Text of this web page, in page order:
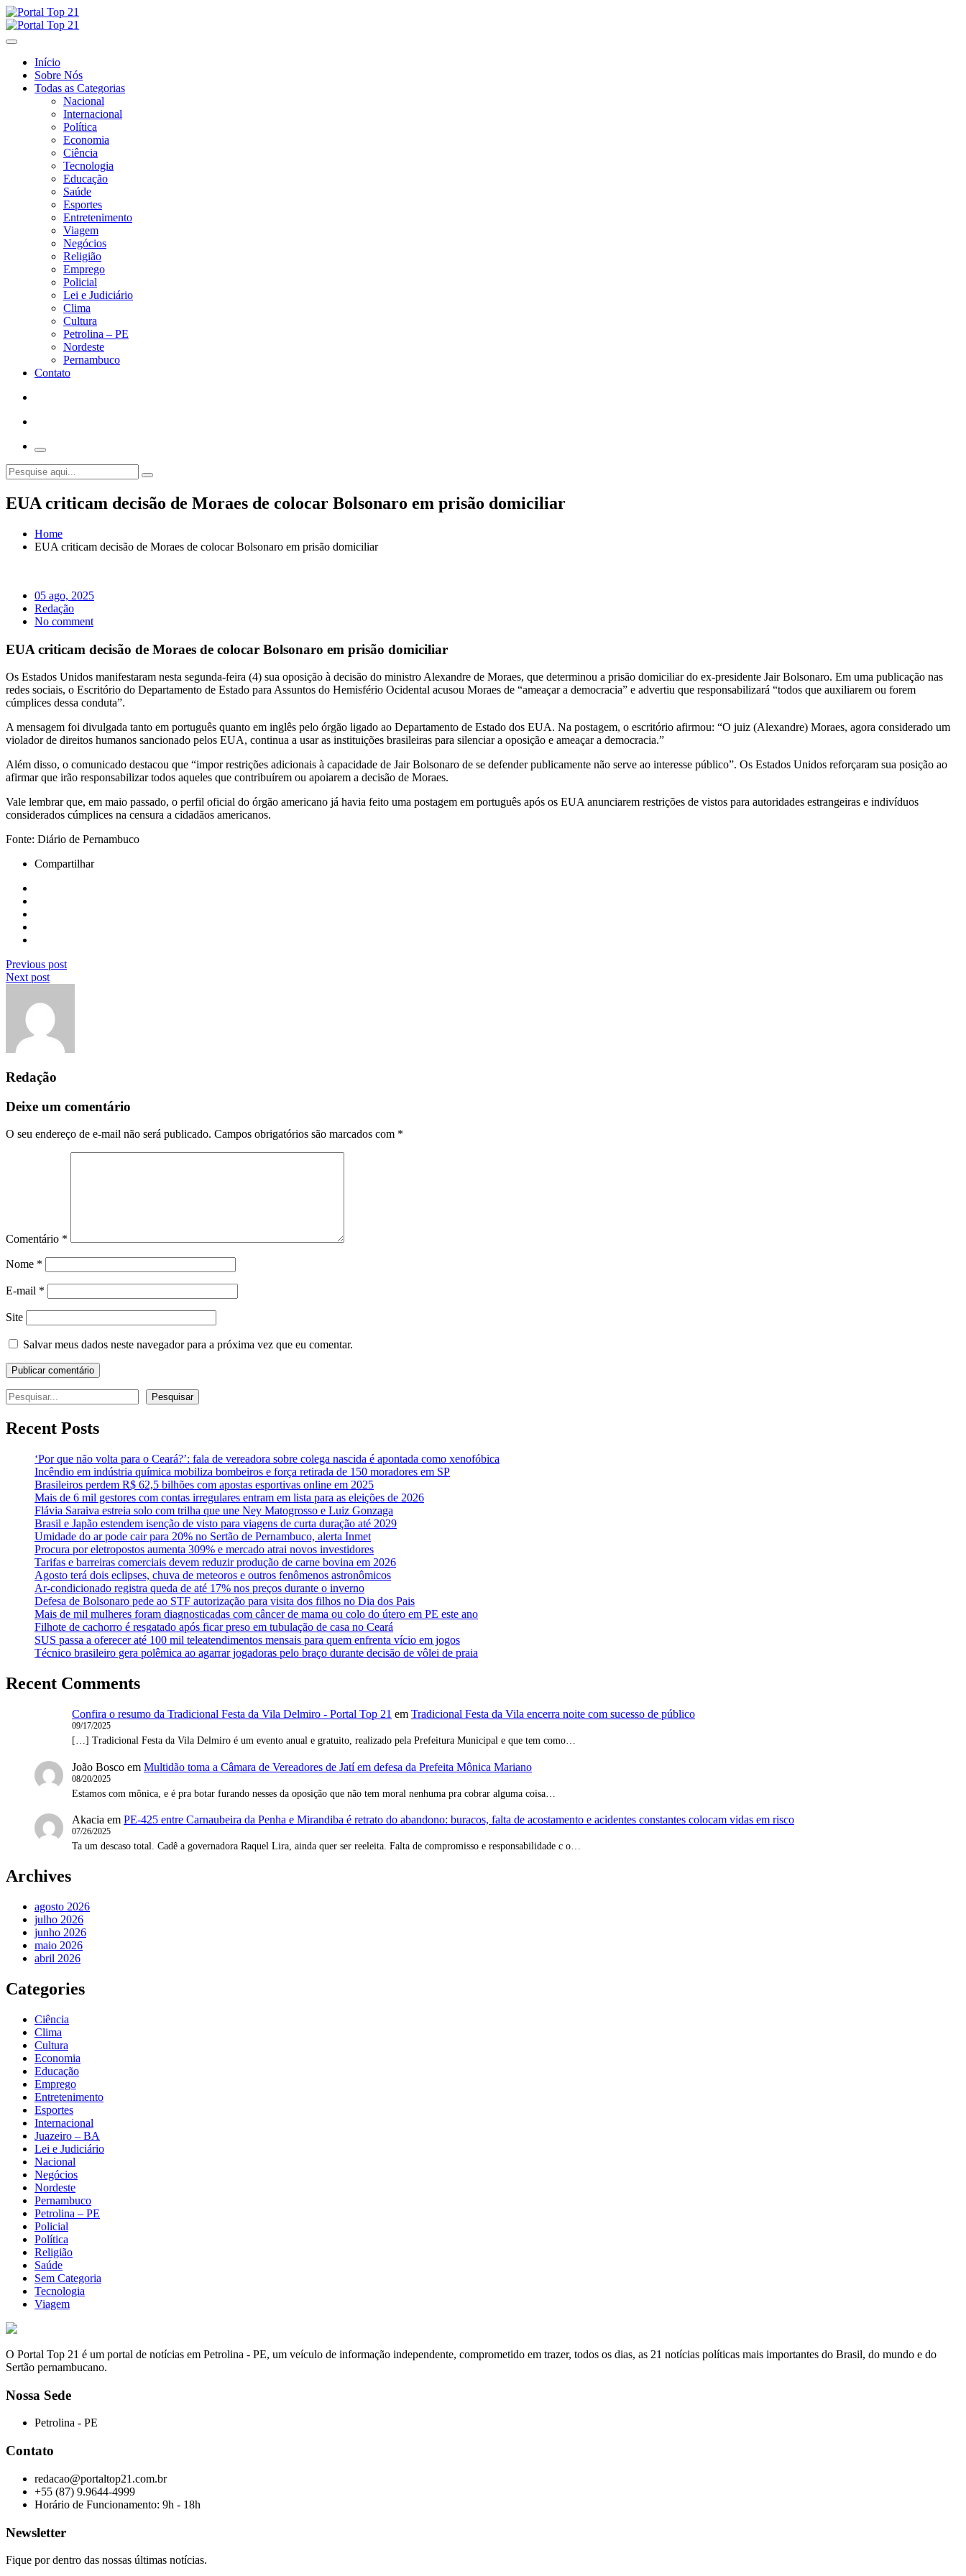
Skip
to
content
Início
Sobre Nós
Todas as Categorias
Nacional
Internacional
Política
Economia
Ciência
Tecnologia
Educação
Saúde
Esportes
Entretenimento
Viagem
Negócios
Religião
Emprego
Policial
Lei e Judiciário
Clima
Cultura
Petrolina – PE
Nordeste
Pernambuco
Contato
EUA criticam decisão de Moraes de colocar Bolsonaro em prisão domiciliar
Home
EUA criticam decisão de Moraes de colocar Bolsonaro em prisão domiciliar
05 ago, 2025
Redação
No comment
EUA criticam decisão de Moraes de colocar Bolsonaro em prisão domiciliar
Os Estados Unidos manifestaram nesta segunda-feira (4) sua oposição à decisão do ministro Alexandre de Moraes, que determinou a prisão domiciliar do ex-presidente Jair Bolsonaro. Em uma publicação nas
redes sociais, o Escritório do Departamento de Estado para Assuntos do Hemisfério Ocidental acusou Moraes de “ameaçar a democracia” e advertiu que responsabilizará “todos que auxiliarem ou forem
cúmplices dessa conduta”.
A mensagem foi divulgada tanto em português quanto em inglês pelo órgão ligado ao Departamento de Estado dos EUA. Na postagem, o escritório afirmou: “O juiz (Alexandre) Moraes, agora considerado um
violador de direitos humanos sancionado pelos EUA, continua a usar as instituições brasileiras para silenciar a oposição e ameaçar a democracia.”
Além disso, o comunicado destacou que “impor restrições adicionais à capacidade de Jair Bolsonaro de se defender publicamente não serve ao interesse público”. Os Estados Unidos reforçaram sua posição ao
afirmar que irão responsabilizar todos aqueles que contribuírem ou apoiarem a decisão de Moraes.
Vale lembrar que, em maio passado, o perfil oficial do órgão americano já havia feito uma postagem em português após os EUA anunciarem restrições de vistos para autoridades estrangeiras e indivíduos
considerados cúmplices na censura a cidadãos americanos.
Fonte: Diário de Pernambuco
Compartilhar
Previous post
Next post
Redação
Deixe um comentário
O seu endereço de e-mail não será publicado. Campos obrigatórios são marcados com *
Comentário *
Nome *
E-mail *
Site
Salvar meus dados neste navegador para a próxima vez que eu comentar.
Pesquisar Pesquisar
Recent Posts
‘Por que não volta para o Ceará?’: fala de vereadora sobre colega nascida é apontada como xenofóbica
Incêndio em indústria química mobiliza bombeiros e força retirada de 150 moradores em SP
Brasileiros perdem R$ 62,5 bilhões com apostas esportivas online em 2025
Mais de 6 mil gestores com contas irregulares entram em lista para as eleições de 2026
Flávia Saraiva estreia solo com trilha que une Ney Matogrosso e Luiz Gonzaga
Brasil e Japão estendem isenção de visto para viagens de curta duração até 2029
Umidade do ar pode cair para 20% no Sertão de Pernambuco, alerta Inmet
Procura por eletropostos aumenta 309% e mercado atrai novos investidores
Tarifas e barreiras comerciais devem reduzir produção de carne bovina em 2026
Agosto terá dois eclipses, chuva de meteoros e outros fenômenos astronômicos
Ar-condicionado registra queda de até 17% nos preços durante o inverno
Defesa de Bolsonaro pede ao STF autorização para visita dos filhos no Dia dos Pais
Mais de mil mulheres foram diagnosticadas com câncer de mama ou colo do útero em PE este ano
Filhote de cachorro é resgatado após ficar preso em tubulação de casa no Ceará
SUS passa a oferecer até 100 mil teleatendimentos mensais para quem enfrenta vício em jogos
Técnico brasileiro gera polêmica ao agarrar jogadoras pelo braço durante decisão de vôlei de praia
Recent Comments
Confira o resumo da Tradicional Festa da Vila Delmiro - Portal Top 21 em Tradicional Festa da Vila encerra noite com sucesso de público
09/17/2025
[…] Tradicional Festa da Vila Delmiro é um evento anual e gratuito, realizado pela Prefeitura Municipal e que tem como…
João Bosco em Multidão toma a Câmara de Vereadores de Jatí em defesa da Prefeita Mônica Mariano
08/20/2025
Estamos com mônica, e é pra botar furando nesses da oposição que não tem moral nenhuma pra cobrar alguma coisa…
Akacia em PE-425 entre Carnaubeira da Penha e Mirandiba é retrato do abandono: buracos, falta de acostamento e acidentes constantes colocam vidas em risco
07/26/2025
Ta um descaso total. Cadê a governadora Raquel Lira, ainda quer ser reeleita. Falta de compromisso e responsabilidade c o…
Archives
agosto 2026
julho 2026
junho 2026
maio 2026
abril 2026
Categories
Ciência
Clima
Cultura
Economia
Educação
Emprego
Entretenimento
Esportes
Internacional
Juazeiro – BA
Lei e Judiciário
Nacional
Negócios
Nordeste
Pernambuco
Petrolina – PE
Policial
Política
Religião
Saúde
Sem Categoria
Tecnologia
Viagem
O Portal Top 21 é um portal de notícias em Petrolina - PE, um veículo de informação independente, comprometido em trazer, todos os dias, as 21 notícias políticas mais importantes do Brasil, do mundo e do
Sertão pernambucano.
Nossa Sede
Petrolina - PE
Contato
redacao@portaltop21.com.br
+55 (87) 9.9644-4999
Horário de Funcionamento: 9h - 18h
Newsletter
Fique por dentro das nossas últimas notícias.